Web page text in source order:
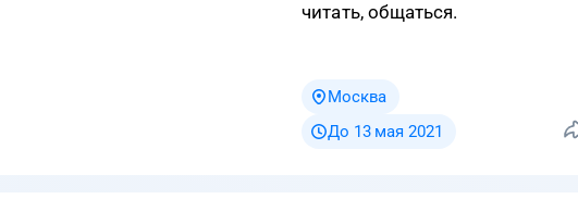
читать, общаться.
Москва
До 13 мая 2021